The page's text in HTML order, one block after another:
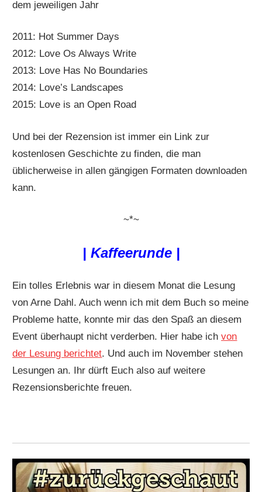
dem jeweiligen Jahr
2011: Hot Summer Days
2012: Love Os Always Write
2013: Love Has No Boundaries
2014: Love’s Landscapes
2015: Love is an Open Road
Und bei der Rezension ist immer ein Link zur
kostenlosen Geschichte zu finden, die man
üblicherweise in allen gängigen Formaten downloaden
kann.
~*~
| Kaffeerunde |
Ein tolles Erlebnis war in diesem Monat die Lesung
von Arne Dahl. Auch wenn ich mit dem Buch so meine
Probleme hatte, konnte mir das den Spaß an diesem
Event überhaupt nicht verderben. Hier habe ichvon
der Lesung berichtet. Und auch im November stehen
Lesungen an. Ihr dürft Euch also auf weitere
Rezensionsberichte freuen.